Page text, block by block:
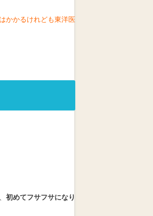
かかるけれども東洋医
初めてフサフサになり